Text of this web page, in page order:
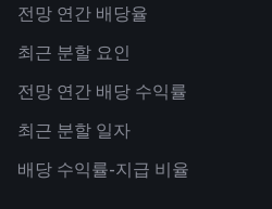
전망 연간 배당율
전망 연간 배당 수익률
배당 수익률-지급 비율
최근 분할 요인
최근 분할 일자